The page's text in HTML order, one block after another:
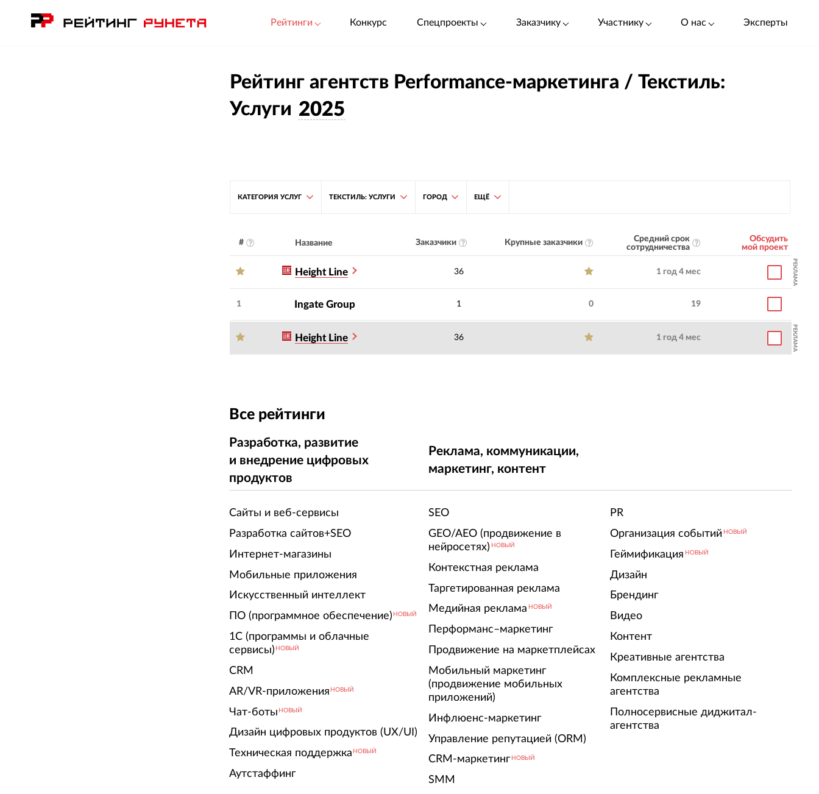
Рейтинги Конкурс Спецпроекты Заказчику Участнику О нас Эксперты
Рейтинг агентств Performance-маркетинга / Текстиль:
Услуги 2025
КАТЕГОРИЯ УСЛУГ ТЕКСТИЛЬ: УСЛУГИ ГОРОД ЕЩЁ
# Название Заказчики Крупные заказчики
Средний срок
сотрудничества
Обсудить
мой проект
Height Line 36 1 год 4 мес РЕКЛАМА
1 Ingate Group 1 0 19
Height Line 36 1 год 4 мес РЕКЛАМА
Все рейтинги
Разработка, развитие
и внедрение цифровых
продуктов
Сайты и веб-сервисы
Разработка сайтов+SEO
Интернет-магазины
Мобильные приложения
Искусственный интеллект
ПО (программное обеспечение) НОВЫЙ
1С (программы и облачные
сервисы) НОВЫЙ
CRM
AR/VR-приложения НОВЫЙ
Чат-боты НОВЫЙ
Дизайн цифровых продуктов (UX/UI)
Техническая поддержка НОВЫЙ
Аутстаффинг
Реклама, коммуникации,
маркетинг, контент
SEO
GEO/AEO (продвижение в
нейросетях) НОВЫЙ
Контекстная реклама
Таргетированная реклама
Медийная реклама НОВЫЙ
Перформанс–маркетинг
Продвижение на маркетплейсах
Мобильный маркетинг
(продвижение мобильных
приложений)
Инфлюенс-маркетинг
Управление репутацией (ORM)
CRM-маркетинг НОВЫЙ
SMM
PR
Организация событий НОВЫЙ
Геймификация НОВЫЙ
Дизайн
Брендинг
Видео
Контент
Креативные агентства
Комплексные рекламные
агентства
Полносервисные диджитал-
агентства